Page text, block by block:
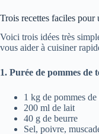
Trois recettes faciles pour
Voici trois idées très
vous aider à cuisiner
1. Purée de pommes de
1 kg de pommes
200 ml de lait
40 g de beurre
Sel, poivre,